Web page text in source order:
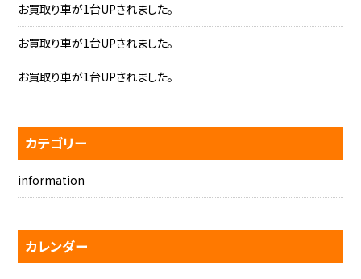
お買取り車が1台UPされました。
お買取り車が1台UPされました。
お買取り車が1台UPされました。
カテゴリー
information
カレンダー